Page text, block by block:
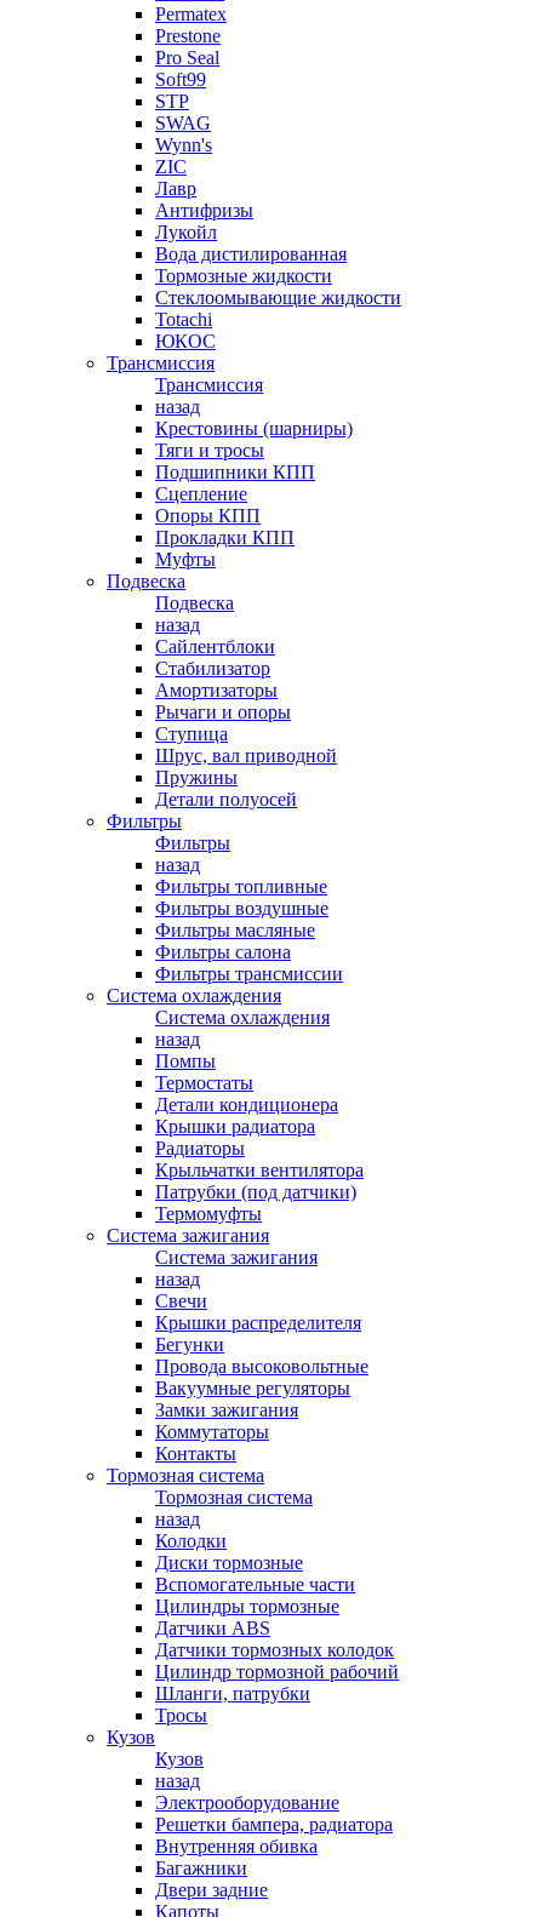
Permatex
Prestone
Pro Seal
Soft99
STP
SWAG
Wynn's
ZIC
Лавр
Антифризы
Лукойл
Вода дистилированная
Тормозные жидкости
Стеклоомывающие жидкости
Totachi
ЮКОС
Трансмиссия
Трансмиссия
назад
Крестовины (шарниры)
Тяги и тросы
Подшипники КПП
Сцепление
Опоры КПП
Прокладки КПП
Муфты
Подвеска
Подвеска
назад
Сайлентблоки
Стабилизатор
Амортизаторы
Рычаги и опоры
Ступица
Шрус, вал приводной
Пружины
Детали полуосей
Фильтры
Фильтры
назад
Фильтры топливные
Фильтры воздушные
Фильтры масляные
Фильтры салона
Фильтры трансмиссии
Система охлаждения
Система охлаждения
назад
Помпы
Термостаты
Детали кондиционера
Крышки радиатора
Радиаторы
Крыльчатки вентилятора
Патрубки (под датчики)
Термомуфты
Система зажигания
Система зажигания
назад
Свечи
Крышки распределителя
Бегунки
Провода высоковольтные
Вакуумные регуляторы
Замки зажигания
Коммутаторы
Контакты
Тормозная система
Тормозная система
назад
Колодки
Диски тормозные
Вспомогательные части
Цилиндры тормозные
Датчики ABS
Датчики тормозных колодок
Цилиндр тормозной рабочий
Шланги, патрубки
Тросы
Кузов
Кузов
назад
Электрооборудование
Решетки бампера, радиатора
Внутренняя обивка
Багажники
Двери задние
Капоты